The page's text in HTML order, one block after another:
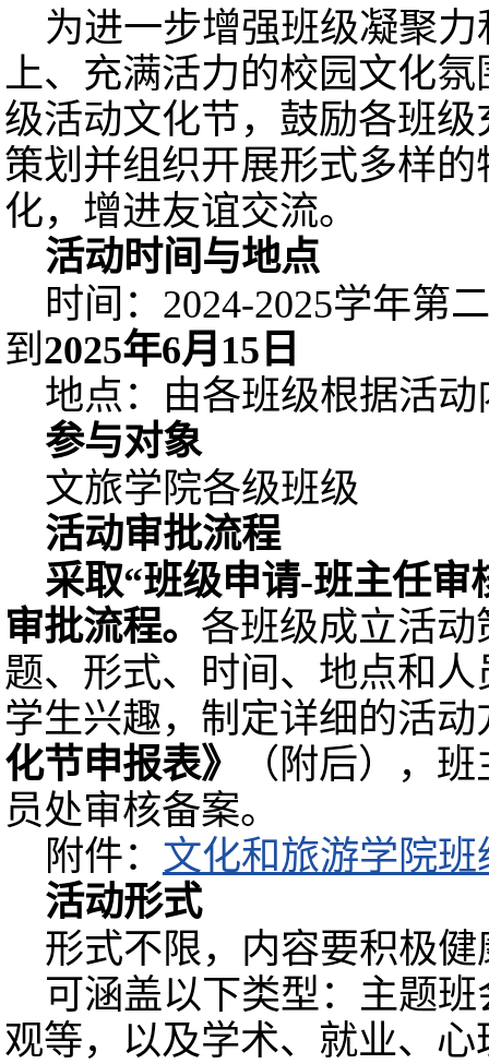
为进一步增强班级凝聚
上、充满活力的校园文化
级活动文化节，鼓励各班
策划并组织开展形式多样
化，增进友谊交流。
活动时间与地点
时间：2024-2025学年第
到2025年6月15日
地点：由各班级根据活
参与对象
文旅学院各级班级
活动审批流程
采取“班级申请-班主任审
审批流程。 各班级成立活
题、形式、时间、地点和
学生兴趣，制定详细的活
化节申报表》
（附后），
员处审核备案。
附件： 文化和旅游学院
活动形式
形式不限，内容要积极
可涵盖以下类型：主题
观等，以及学术、就业、